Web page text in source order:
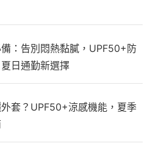
：告別悶熱黏膩，UPF50+防
日通勤新選擇
套？UPF50+涼感機能，夏季